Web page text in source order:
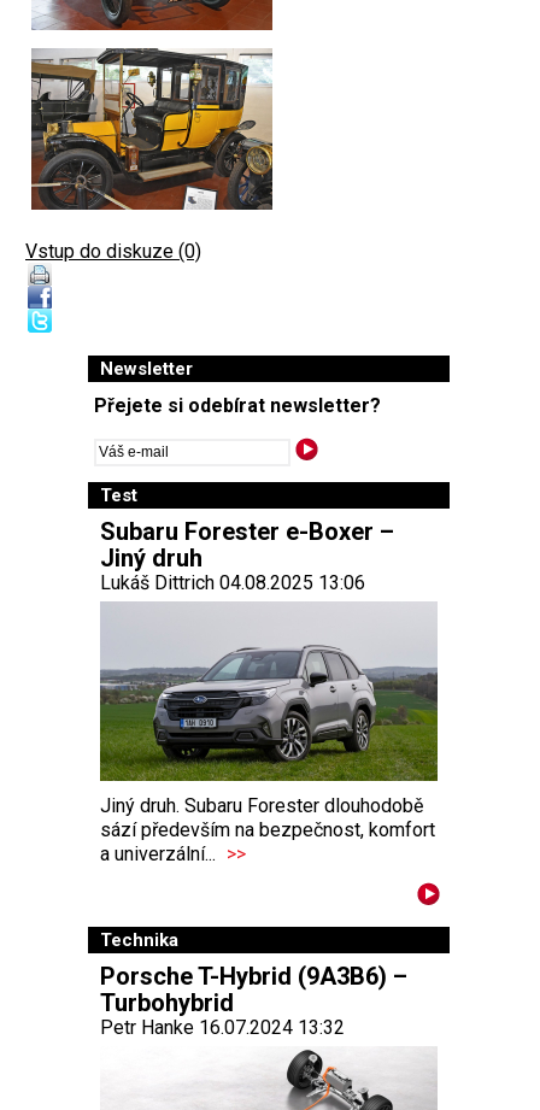
Vstup do diskuze (0)
Newsletter
Přejete si odebírat newsletter?
Test
Subaru Forester e-Boxer –
Jiný druh
Lukáš Dittrich 04.08.2025 13:06
Jiný druh. Subaru Forester dlouhodobě
sází především na bezpečnost, komfort
a univerzální... >>
Technika
Porsche T-Hybrid (9A3B6) –
Turbohybrid
Petr Hanke 16.07.2024 13:32